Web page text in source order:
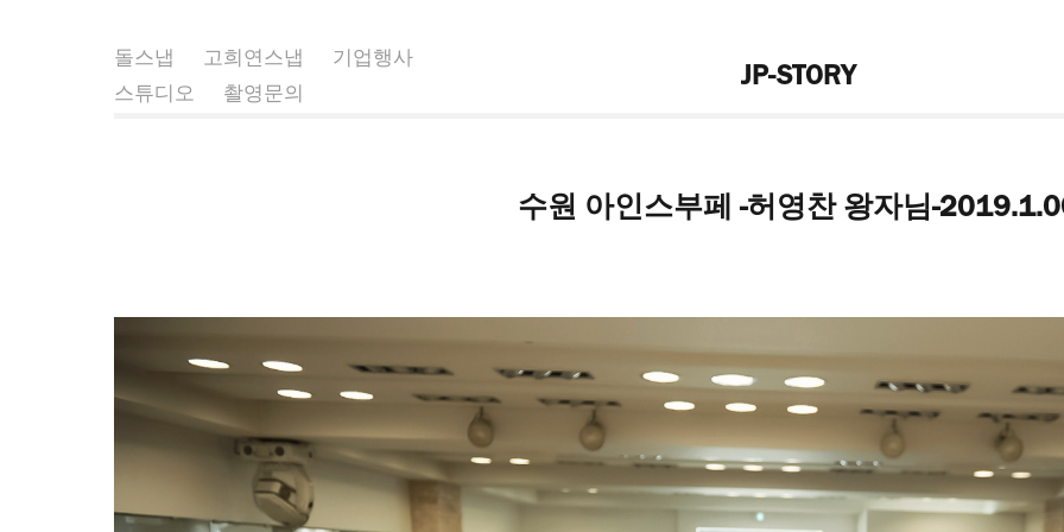
돌스냅 고희연스냅
기업행사
스튜디오
촬영문의
JP-STORY
수원 아인스부페 -허영찬 왕자님-